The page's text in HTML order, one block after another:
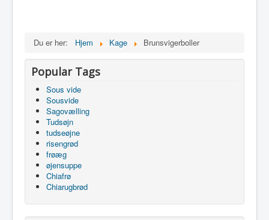
Du er her: Hjem Kage Brunsvigerboller
Popular Tags
Sous vide
Sousvide
Sagovælling
Tudsøjn
tudseøjne
risengrød
frøæg
øjensuppe
Chiafrø
Chiarugbrød